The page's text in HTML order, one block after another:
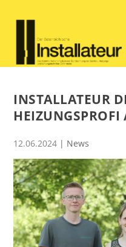
INSTALLATEUR
HEIZUNGSPROFI
12.06.2024 | News